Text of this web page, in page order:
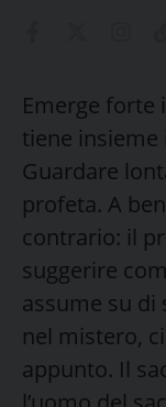
Emerge forte
tiene insieme
Guardare
profeta. A
contrario: il
suggerire
assume su di
nel mistero,
appunto. Il